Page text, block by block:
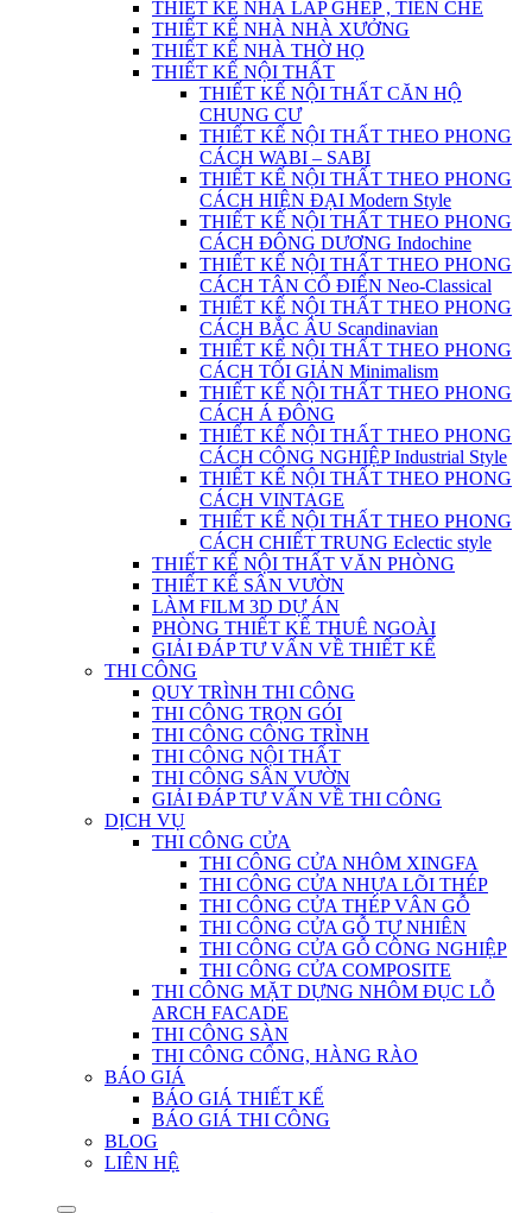
THIẾT KẾ NHÀ LẮP GHÉP , TIỀN CHẾ
THIẾT KẾ NHÀ NHÀ XƯỞNG
THIẾT KẾ NHÀ THỜ HỌ
THIẾT KẾ NỘI THẤT
THIẾT KẾ NỘI THẤT CĂN HỘ
CHUNG CƯ
THIẾT KẾ NỘI THẤT THEO PHONG
CÁCH WABI – SABI
THIẾT KẾ NỘI THẤT THEO PHONG
CÁCH HIỆN ĐẠI Modern Style
THIẾT KẾ NỘI THẤT THEO PHONG
CÁCH ĐÔNG DƯƠNG Indochine
THIẾT KẾ NỘI THẤT THEO PHONG
CÁCH TÂN CỔ ĐIỂN Neo-Classical
THIẾT KẾ NỘI THẤT THEO PHONG
CÁCH BẮC ÂU Scandinavian
THIẾT KẾ NỘI THẤT THEO PHONG
CÁCH TỐI GIẢN Minimalism
THIẾT KẾ NỘI THẤT THEO PHONG
CÁCH Á ĐÔNG
THIẾT KẾ NỘI THẤT THEO PHONG
CÁCH CÔNG NGHIỆP Industrial Style
THIẾT KẾ NỘI THẤT THEO PHONG
CÁCH VINTAGE
THIẾT KẾ NỘI THẤT THEO PHONG
CÁCH CHIẾT TRUNG Eclectic style
THIẾT KẾ NỘI THẤT VĂN PHÒNG
THIẾT KẾ SÂN VƯỜN
LÀM FILM 3D DỰ ÁN
PHÒNG THIẾT KẾ THUÊ NGOÀI
GIẢI ĐÁP TƯ VẤN VỀ THIẾT KẾ
THI CÔNG
QUY TRÌNH THI CÔNG
THI CÔNG TRỌN GÓI
THI CÔNG CÔNG TRÌNH
THI CÔNG NỘI THẤT
THI CÔNG SÂN VƯỜN
GIẢI ĐÁP TƯ VẤN VỀ THI CÔNG
DỊCH VỤ
THI CÔNG CỬA
THI CÔNG CỬA NHÔM XINGFA
THI CÔNG CỬA NHỰA LÕI THÉP
THI CÔNG CỬA THÉP VÂN GỖ
THI CÔNG CỬA GỖ TỰ NHIÊN
THI CÔNG CỬA GỖ CÔNG NGHIỆP
THI CÔNG CỬA COMPOSITE
THI CÔNG MẶT DỰNG NHÔM ĐỤC LỖ
ARCH FACADE
THI CÔNG SÀN
THI CÔNG CỔNG, HÀNG RÀO
BÁO GIÁ
BÁO GIÁ THIẾT KẾ
BÁO GIÁ THI CÔNG
BLOG
LIÊN HỆ